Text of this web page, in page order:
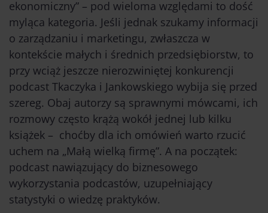
ekonomiczny” – pod wieloma względami to dość
myląca kategoria. Jeśli jednak szukamy informacji
o zarządzaniu i marketingu, zwłaszcza w
kontekście małych i średnich przedsiębiorstw, to
przy wciąż jeszcze nierozwiniętej konkurencji
podcast Tkaczyka i Jankowskiego wybija się przed
szereg. Obaj autorzy są sprawnymi mówcami, ich
rozmowy często krążą wokół jednej lub kilku
książek – choćby dla ich omówień warto rzucić
uchem na „Małą wielką firmę”. A na początek:
podcast nawiązujący do biznesowego
wykorzystania podcastów, uzupełniający
statystyki o wiedzę praktyków.